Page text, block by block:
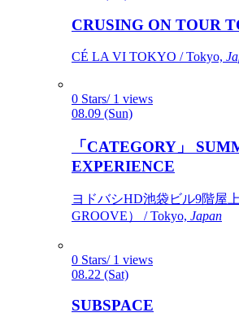
CRUSING ON TOUR
CÉ LA VI TOKYO / Tokyo,
0 Stars/ 1 views
08.09 (Sun)
「CATEGORY」
EXPERIENCE
ヨドバシHD池袋ビル9階屋
GROOVE） / Tokyo, Japan
0 Stars/ 1 views
08.22 (Sat)
SUBSPACE